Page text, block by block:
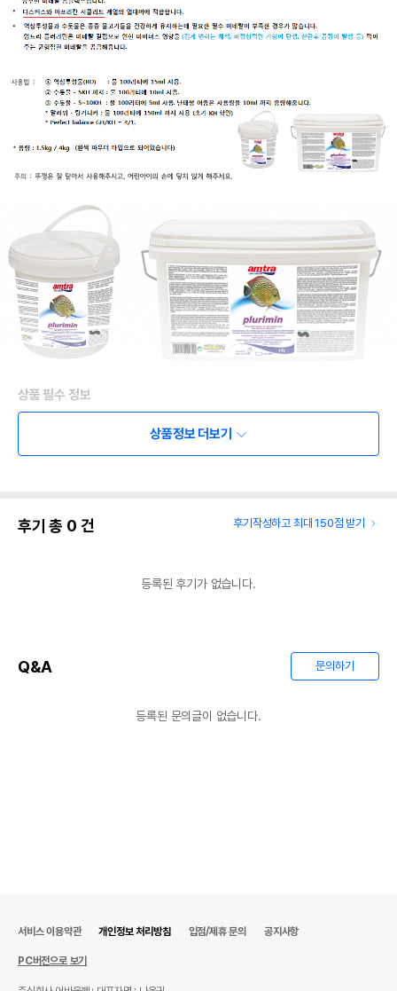
상품 필수 정보
상품상세설명 참조
제조국 또는 원산지 상품상세설명 참조
유통기한이 최소 2026.12.05이거나 그
유통기한을 따릅니다.
상품정보 더보기
후기 총 0 건 후기작성하고 최대 150점 받기
등록된 후기가 없습니다.
Q&A 문의하기
등록된 문의글이 없습니다.
서비스 이용약관 개인정보 처리방침 입점/제휴 문의 공지사항
PC버전으로 보기